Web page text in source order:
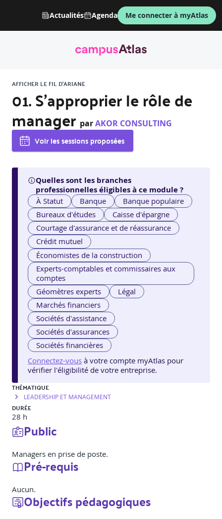
Actualités Agenda Me connecter à myAtlas
AFFICHER LE FIL D'ARIANE
01. S'approprier le rôle de
manager parAKOR CONSULTING
Voir les sessions proposées
Quelles sont les branches
professionnelles éligibles à ce module ?
À Statut Banque
Banque populaire
Bureaux d'études
Caisse d'épargne
Courtage d'assurance et de réassurance
Crédit mutuel
Économistes de la construction
Experts-comptables et commissaires aux
comptes
Géomètres experts
Légal
Marchés financiers
Sociétés d'assistance
Sociétés d'assurances
Sociétés financières
Connectez-vous à votre compte myAtlas pour
vérifier l'éligibilité de votre entreprise.
THÉMATIQUE
LEADERSHIP ET MANAGEMENT
DURÉE
28 h
Public
Managers en prise de poste.
Pré-requis
Aucun.
Objectifs pédagogiques